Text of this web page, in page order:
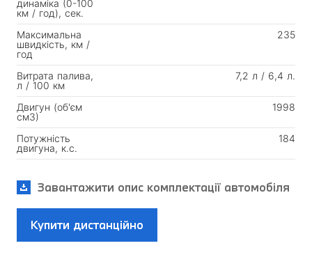
динаміка (0-100
км / год), сек.
Максимальна
швидкість, км /
год
235
Витрата палива,
л / 100 км
7,2 л / 6,4 л.
Двигун (об'єм
см3)
1998
Потужність
двигуна, к.с.
184
Завантажити опис комплектації автомобіля
Купити дистанційно